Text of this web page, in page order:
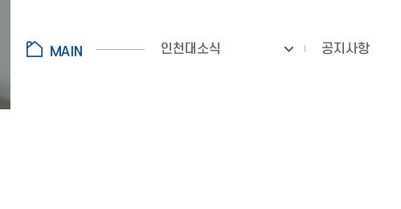
인천대소식 공지사항